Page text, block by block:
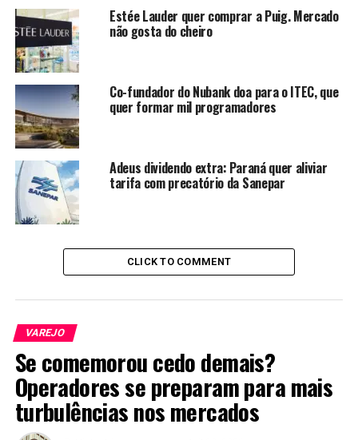
A Hero nasceu em
2021 depois que
Guilherme e
Raphael
trabalharam
juntos na Ciclic, a
corretora de
seguros do Banco
do Brasil. Antes,
Guilherme havia
fundado a SaveMe,
uma startup que
Raphael trabalhou
por três décadas em seguradoras, tendo comandado a
Os fundadores disseram que a tese da Hero é baseada em
quatro pilares:customização dos produtos
seguros personalizados em vez de produtos de
prateleira;distribuição, com boas APIs e ferramentas
que ajudam seus parceiros a vender melhor;
Estée Lauder quer comprar a Puig. Mercado
não gosta do cheiro
Co-fundador do Nubank doa para o ITEC, que
quer formar mil programadores
Adeus dividendo extra: Paraná quer aliviar
tarifa com precatório da Sanepar
CLICK TO COMMENT
VAREJO
Se comemorou cedo demais?
Operadores se preparam para mais
turbulências nos mercados